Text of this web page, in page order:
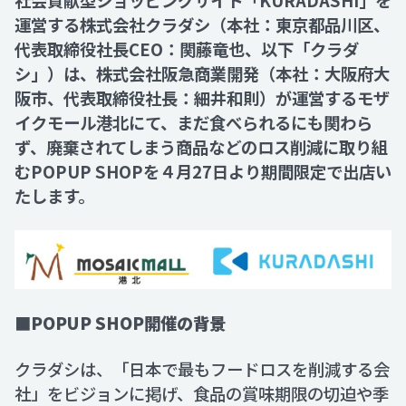
Recruit
Contact
運営する株式会社クラダシ（本社：東京都品川区、
代表取締役社長CEO：関藤竜也、以下「クラダ
シ」）は、株式会社阪急商業開発（本社：大阪府大
阪市、代表取締役社長：細井和則）が運営するモザ
イクモール港北にて、まだ食べられるにも関わら
ず、廃棄されてしまう商品などのロス削減に取り組
むPOPUP SHOPを４月27日より期間限定で出店い
たします。
■POPUP SHOP開催の背景
クラダシは、「日本で最もフードロスを削減する会
社」をビジョンに掲げ、食品の賞味期限の切迫や季